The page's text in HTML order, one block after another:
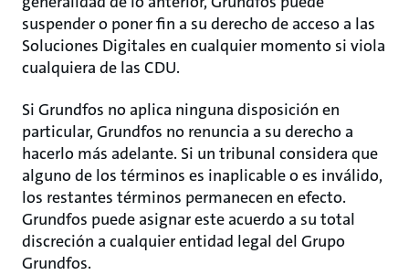
suspender o poner fin a su derecho de acceso a las
Soluciones Digitales en cualquier momento si viola
cualquiera de las CDU.
Si Grundfos no aplica ninguna disposición en
particular, Grundfos no renuncia a su derecho a
hacerlo más adelante. Si un tribunal considera que
alguno de los términos es inaplicable o es inválido,
los restantes términos permanecen en efecto.
Grundfos puede asignar este acuerdo a su total
discreción a cualquier entidad legal del Grupo
Grundfos.